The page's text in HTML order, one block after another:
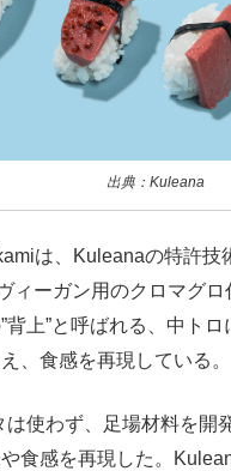
出典：Kuleana
は、Kuleanaの特許技
ィーガン用のクロマグロ
背上”と呼ばれる、中トロ
、食感を再現している。
は使わず、足場材料を開
食感を再現した。